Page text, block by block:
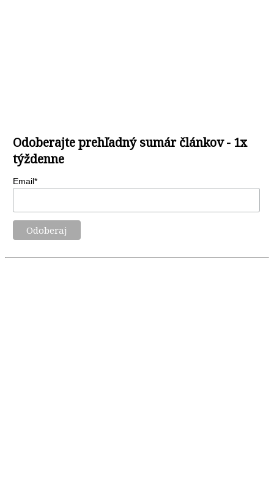
Odoberajte prehľadný sumár článkov - 1x
týždenne
Email*